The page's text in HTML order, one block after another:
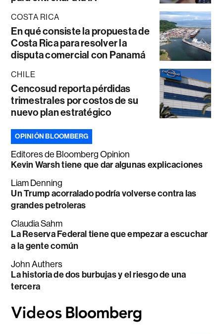
COSTA RICA
En qué consiste la propuesta de
Costa Rica para resolver la
disputa comercial con Panamá
CHILE
Cencosud reporta pérdidas
trimestrales por costos de su
nuevo plan estratégico
OPINIÓN BLOOMBERG
Editores de Bloomberg Opinion
Kevin Warsh tiene que dar algunas explicaciones
Liam Denning
Un Trump acorralado podría volverse contra las
grandes petroleras
Claudia Sahm
La Reserva Federal tiene que empezar a escuchar
a la gente común
John Authers
La historia de dos burbujas y el riesgo de una
tercera